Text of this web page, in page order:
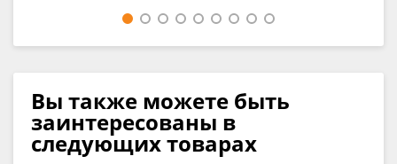
Вы также можете быть
заинтересованы в
следующих товарах